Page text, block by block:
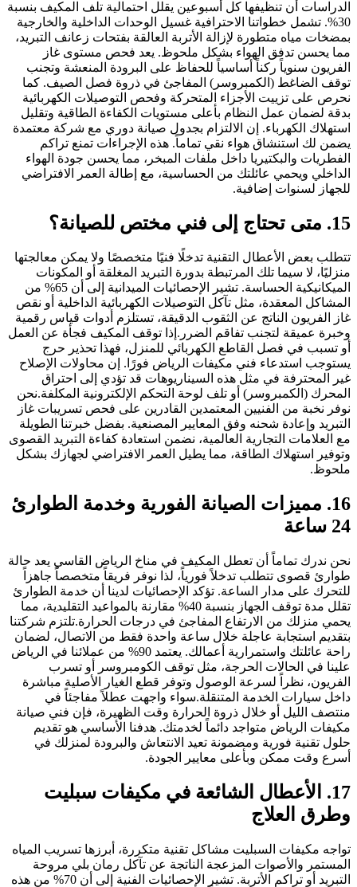
الدراسات أن تنظيفها كل أسبوعين يقلل احتمالية تلف المكيف بنسبة
30%. تشمل خطواتنا الاحترافية غسيل الوحدات الداخلية والخارجية
بمضخات مياه متطورة لإزالة الأتربة العالقة بفتحات زعانف التبريد،
مما يحسن تدفق الهواء بشكل ملحوظ. يعد فحص مستوى غاز
الفريون سنوياً ركناً أساسياً للحفاظ على البرودة المنعشة وتجنب
توقف الضاغط (الكمبروسر) المفاجئ في ذروة فصل الصيف. كما
نحرص على تزييت الأجزاء المتحركة وفحص التوصيلات الكهربائية
بدقة لضمان عمل النظام بأعلى مستويات الكفاءة الطاقية وتقليل
استهلاك الكهرباء. إن الالتزام بجدول صيانة دوري مع شركة معتمدة
يضمن لك استنشاق هواء نقي تماماً. هذه الإجراءات تمنع تراكم
الفطريات والبكتيريا داخل ملفات المبخر، مما يحسن جودة الهواء
الداخلي ويحمي عائلتك من الحساسية، مع إطالة العمر الافتراضي
للجهاز لسنوات إضافية.
15. متى تحتاج إلى فني مختص للصيانة؟
تتطلب بعض الأعطال التقنية تدخلًا فنيًا متخصصًا ولا يمكن معالجتها
منزليًا، لا سيما تلك المرتبطة بدورة التبريد المغلقة أو المكونات
الميكانيكية الحساسة. تشير الإحصائيات الميدانية إلى أن 65% من
المشاكل المعقدة، مثل تآكل التوصيلات الكهربائية الداخلية أو نقص
غاز الفريون الناتج عن الثقوب الدقيقة، تستلزم أدوات قياس رقمية
وخبرة عميقة لتجنب تفاقم الضرر.إذا توقف المكيف فجأة عن العمل
أو تسبب في فصل القاطع الكهربائي للمنزل، فهذا تحذير حرج
يستوجب استدعاء فني مكيفات الرياض فورًا. إن محاولات الإصلاح
غير المحترفة في مثل هذه السيناريوهات قد تؤدي إلى احتراق
المحرك (الكمبروسر) أو تلف لوحة التحكم الإلكترونية المكلفة.نحن
نوفر نخبة من الفنيين المعتمدين القادرين على فحص تسريبات غاز
التبريد وإعادة شحنه وفق المعايير المصنعية. بفضل خبرتنا الطويلة
مع العلامات التجارية العالمية، نضمن استعادة كفاءة التبريد القصوى
وتوفير استهلاك الطاقة، مما يطيل العمر الافتراضي لجهازك بشكل
ملحوظ.
16. مميزات الصيانة الفورية وخدمة الطوارئ
24 ساعة
نحن ندرك تماماً أن تعطل المكيف في مناخ الرياض القاسي يعد حالة
طوارئ قصوى تتطلب تدخلاً فورياً، لذا نوفر فريقاً متخصصاً جاهزاً
للتحرك على مدار الساعة. تؤكد الإحصائيات لدينا أن خدمة الطوارئ
تقلل مدة توقف الجهاز بنسبة 40% مقارنة بالمواعيد التقليدية، مما
يحمي منزلك من الارتفاع المفاجئ في درجات الحرارة.تلتزم شركتنا
بتقديم استجابة عاجلة خلال ساعة واحدة فقط من الاتصال، لضمان
راحة عائلتك واستمرارية أعمالك. يعتمد 90% من عملائنا في الرياض
علينا في الحالات الحرجة، مثل توقف الكومبروسر أو تسرب
الفريون، نظراً لسرعة الوصول وتوفر قطع الغيار الأصلية مباشرة
داخل سيارات الخدمة المتنقلة.سواء واجهت عطلاً مفاجئاً في
منتصف الليل أو خلال ذروة الحرارة وقت الظهيرة، فإن فني صيانة
مكيفات الرياض متواجد دائماً لخدمتك. هدفنا الأساسي هو تقديم
حلول تقنية فورية ومضمونة تعيد الانتعاش والبرودة لمنزلك في
أسرع وقت ممكن وبأعلى معايير الجودة.
17. الأعطال الشائعة في مكيفات سبليت
وطرق العلاج
تواجه مكيفات السبليت مشاكل تقنية متكررة، أبرزها تسريب المياه
المستمر والأصوات المزعجة الناتجة عن تآكل رمان بلي مروحة
التبريد أو تراكم الأتربة. تشير الإحصائيات الفنية إلى أن 70% من هذه